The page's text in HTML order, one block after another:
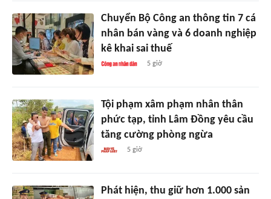
Chuyển Bộ Công an thông tin 7 cá
nhân bán vàng và 6 doanh nghiệp
kê khai sai thuế
5 giờ
Tội phạm xâm phạm nhân thân
phức tạp, tỉnh Lâm Đồng yêu cầu
tăng cường phòng ngừa
5 giờ
Phát hiện, thu giữ hơn 1.000 sản